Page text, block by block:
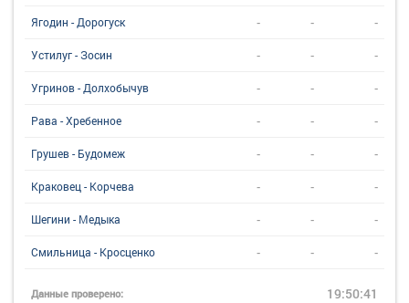
Ягодин - Дорогуск - - -
Устилуг - Зосин - - -
Угринов - Долхобычув - - -
Рава - Хребенное - - -
Грушев - Будомеж - - -
Краковец - Корчева - - -
Шегини - Медыка - - -
Смильница - Кросценко - - -
Данные проверено: 19:50:41